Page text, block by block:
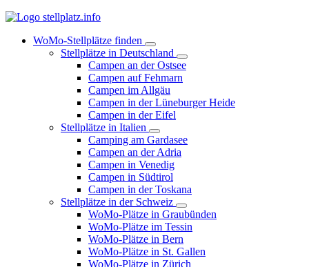
WoMo-Stellplätze finden
Stellplätze in Deutschland
Campen an der Ostsee
Campen auf Fehmarn
Campen im Allgäu
Campen in der Lüneburger Heide
Campen in der Eifel
Stellplätze in Italien
Camping am Gardasee
Campen an der Adria
Campen in Venedig
Campen in Südtirol
Campen in der Toskana
Stellplätze in der Schweiz
WoMo-Plätze in Graubünden
WoMo-Plätze im Tessin
WoMo-Plätze in Bern
WoMo-Plätze in St. Gallen
WoMo-Plätze in Zürich